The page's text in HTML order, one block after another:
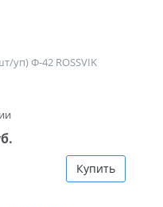
уп) Ф-42 ROSSVIK
Купить